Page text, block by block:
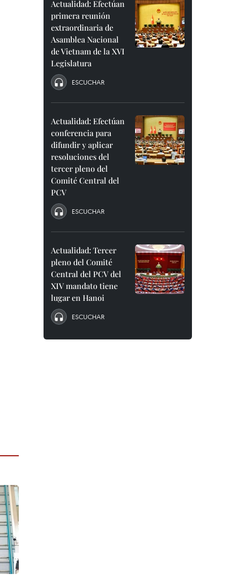
Actualidad: Efectúan
primera reunión
extraordinaria de
Asamblea Nacional
de Vietnam de la XVI
Legislatura
ESCUCHAR
Actualidad: Efectúan
conferencia para
difundir y aplicar
resoluciones del
tercer pleno del
Comité Central del
PCV
ESCUCHAR
Actualidad: Tercer
pleno del Comité
Central del PCV del
XIV mandato tiene
lugar en Hanoi
ESCUCHAR